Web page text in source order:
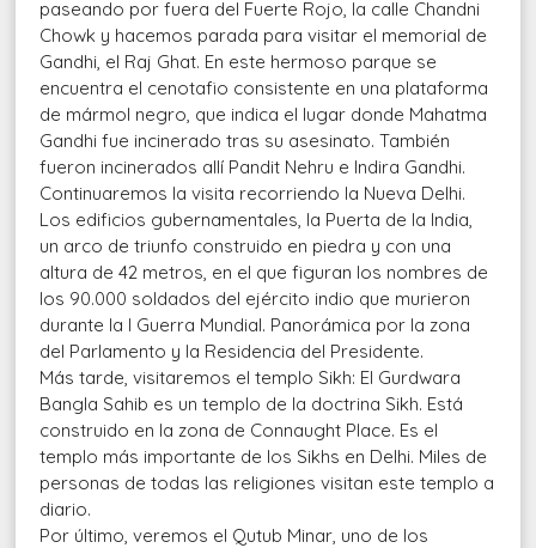
paseando por fuera del Fuerte Rojo, la calle Chandni
Chowk y hacemos parada para visitar el memorial de
Gandhi, el Raj Ghat. En este hermoso parque se
encuentra el cenotafio consistente en una plataforma
de mármol negro, que indica el lugar donde Mahatma
Gandhi fue incinerado tras su asesinato. También
fueron incinerados allí Pandit Nehru e Indira Gandhi.
Continuaremos la visita recorriendo la Nueva Delhi.
Los edificios gubernamentales, la Puerta de la India,
un arco de triunfo construido en piedra y con una
altura de 42 metros, en el que figuran los nombres de
los 90.000 soldados del ejército indio que murieron
durante la I Guerra Mundial. Panorámica por la zona
del Parlamento y la Residencia del Presidente.
Más tarde, visitaremos el templo Sikh: El Gurdwara
Bangla Sahib es un templo de la doctrina Sikh. Está
construido en la zona de Connaught Place. Es el
templo más importante de los Sikhs en Delhi. Miles de
personas de todas las religiones visitan este templo a
diario.
Por último, veremos el Qutub Minar, uno de los